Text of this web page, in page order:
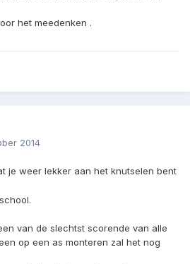
het meedenken .
2014
je weer lekker aan het knutselen bent
van de slechtst scorende van alle
op een as monteren zal het nog